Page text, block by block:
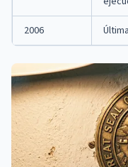
2006